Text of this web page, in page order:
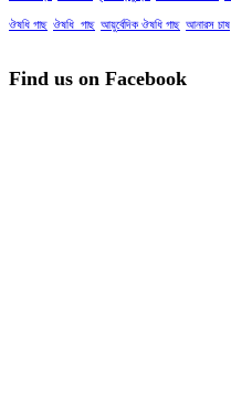
ঔষধি গাছ ঔষধি_গাছ আয়ুর্বেদিক ঔষধি গাছ আনারস চাষ
Find us on Facebook